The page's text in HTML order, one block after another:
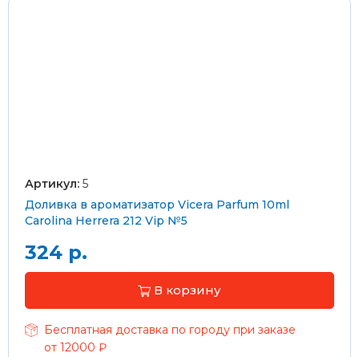
Артикул: 5
Доливка в ароматизатор Vicera Parfum 10ml
Carolina Herrera 212 Vip №5
324 р.
В корзину
Бесплатная доставка по городу при заказе
от 12000 ₽